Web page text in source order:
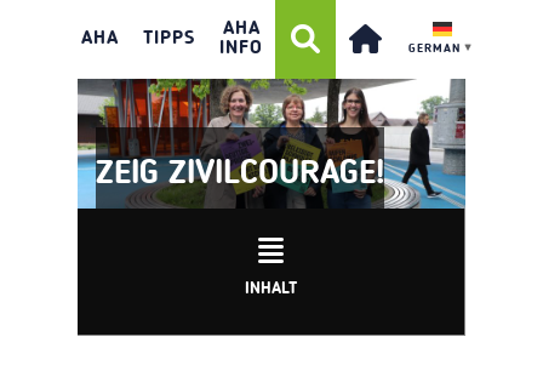
AHA TIPPS
AHA
INFO
GERMAN ▼
ZEIG ZIVILCOURAGE!
INHALT